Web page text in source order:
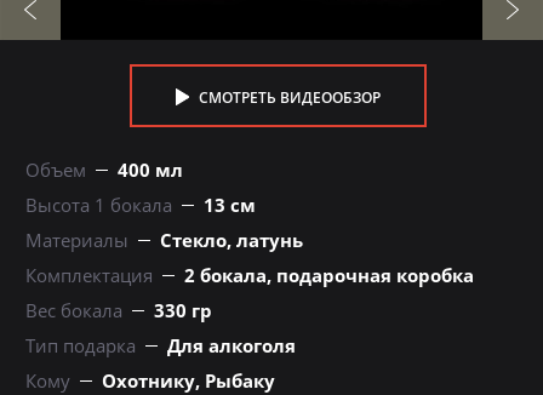
СМОТРЕТЬ ВИДЕООБЗОР
Объем
400 мл
Высота 1 бокала
13 см
Материалы
Стекло, латунь
Комплектация
2 бокала, подарочная коробка
Вес бокала
330 гр
Тип подарка
Для алкоголя
Кому
Охотнику, Рыбаку